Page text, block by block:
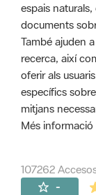
espais
documents
També ajuden
recerca, així
oferir als
específics
mitjans
Més informació
107262
-